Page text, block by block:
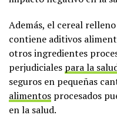
Además, el cereal
contiene aditivos
otros ingredientes
perjudiciales para la
seguros en pequeñas
alimentos procesados
en la salud.